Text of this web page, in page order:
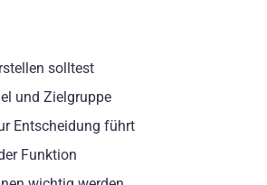
solltest
und Zielgruppe
Entscheidung führt
Funktion